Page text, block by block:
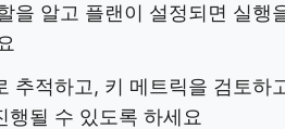
을 알고 플랜이 설정되면 실행
추적하고, 키 메트릭을 검토하
행될 수 있도록 하세요